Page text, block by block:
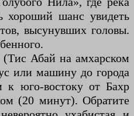
хороший шанс увидеть
высунувших головы.
Абай на амхарском
или машину до города
юго-востоку от Бахр
(20 минут). Обратите